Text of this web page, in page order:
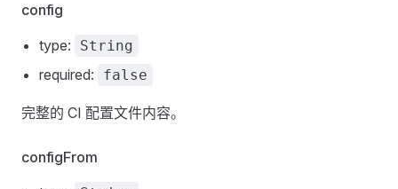
config
type:
String
required: false
完整的 CI 配置文件内容。
configFrom